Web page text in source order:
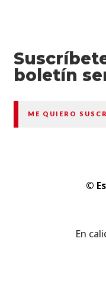
boletín
ME QUIERO
©
En